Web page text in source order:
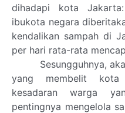
dihadapi kota
ibukota negara
kendalikan sampah di
per hari rata-rata
Sesungguhnya,
yang membelit
kesadaran warga
pentingnya mengelola